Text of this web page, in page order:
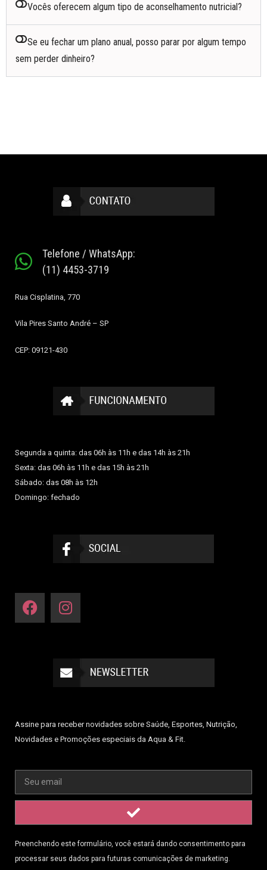
Vocês oferecem algum tipo de aconselhamento nutricial?
Se eu fechar um plano anual, posso parar por algum tempo
sem perder dinheiro?
Telefone / WhatsApp:
(11) 4453-3719
Rua Cisplatina, 770
Vila Pires Santo André – SP
CEP: 09121-430
Segunda a quinta: das 06h às 11h e das 14h às 21h
Sexta: das 06h às 11h e das 15h às 21h
Sábado: das 08h às 12h
Domingo: fechado
Assine para receber novidades sobre Saúde, Esportes, Nutrição,
Novidades e Promoções especiais da Aqua & Fit.
Preenchendo este formulário, você estará dando consentimento para
processar seus dados para futuras comunicações de marketing.